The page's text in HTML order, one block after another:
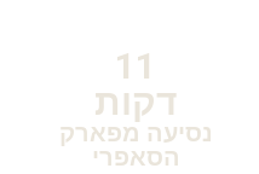
11
דקות
נסיעה מפארק
הסאפרי